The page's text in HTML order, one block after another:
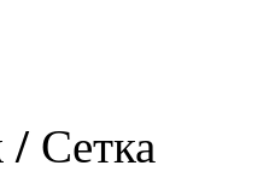
/ Сетка